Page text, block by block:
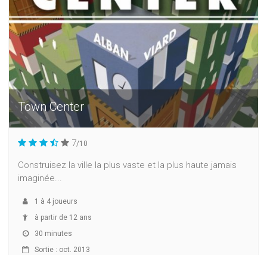
Town Center
7/10
Construisez la ville la plus vaste et la plus haute jamais
imaginée...
1 à 4 joueurs
à partir de 12 ans
30 minutes
Sortie : oct. 2013